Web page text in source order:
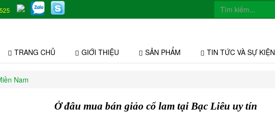
TRANG CHỦ GIỚI THIỆU SẢN PHẨM TIN TỨC VÀ SỰ KIỆN
Nam
Ở đâu mua bán giảo cổ lam tại Bạc Liêu uy tín